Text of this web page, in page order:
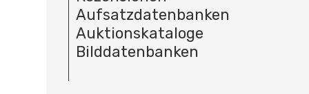
Aufsatzdatenbanken
Auktionskataloge
Bilddatenbanken